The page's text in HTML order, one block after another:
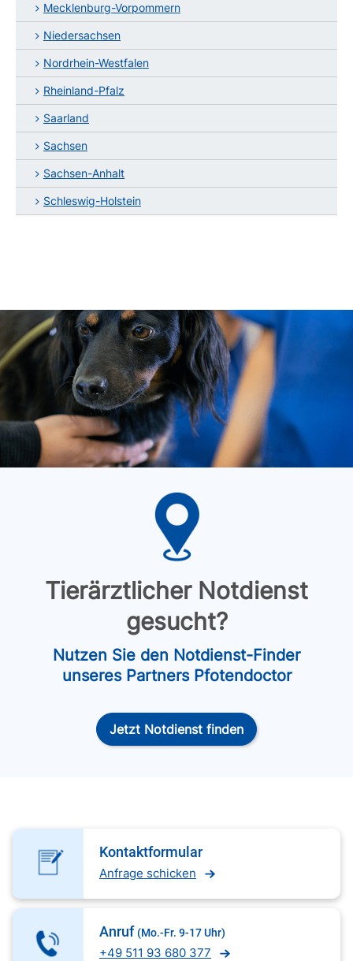
Mecklenburg-Vorpommern
Niedersachsen
Nordrhein-Westfalen
Rheinland-Pfalz
Saarland
Sachsen
Sachsen-Anhalt
Schleswig-Holstein
Tierärztlicher Notdienst
gesucht?
Nutzen Sie den Notdienst-Finder
unseres Partners Pfotendoctor
Jetzt Notdienst finden
Kontaktformular
Anfrage schicken
Anruf (Mo.-Fr. 9-17 Uhr)
+49 511 93 680 377